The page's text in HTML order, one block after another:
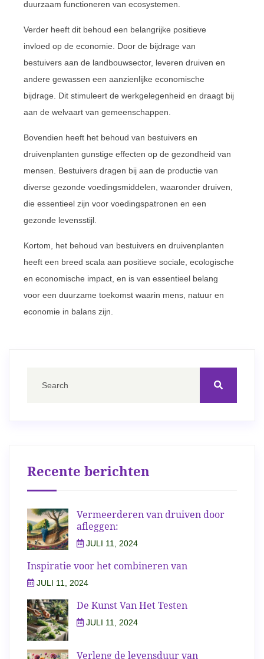
duurzaam functioneren van ecosystemen.
Verder heeft dit behoud een belangrijke positieve
invloed op de economie. Door de bijdrage van
bestuivers aan de landbouwsector, leveren druiven en
andere gewassen een aanzienlijke economische
bijdrage. Dit stimuleert de werkgelegenheid en draagt bij
aan de welvaart van gemeenschappen.
Bovendien heeft het behoud van bestuivers en
druivenplanten gunstige effecten op de gezondheid van
mensen. Bestuivers dragen bij aan de productie van
diverse gezonde voedingsmiddelen, waaronder druiven,
die essentieel zijn voor voedingspatronen en een
gezonde levensstijl.
Kortom, het behoud van bestuivers en druivenplanten
heeft een breed scala aan positieve sociale, ecologische
en economische impact, en is van essentieel belang
voor een duurzame toekomst waarin mens, natuur en
economie in balans zijn.
Recente berichten
Vermeerderen van druiven door
afleggen:
JULI 11, 2024
Inspiratie voor het combineren van
JULI 11, 2024
De Kunst Van Het Testen
JULI 11, 2024
Verleng de levensduur van